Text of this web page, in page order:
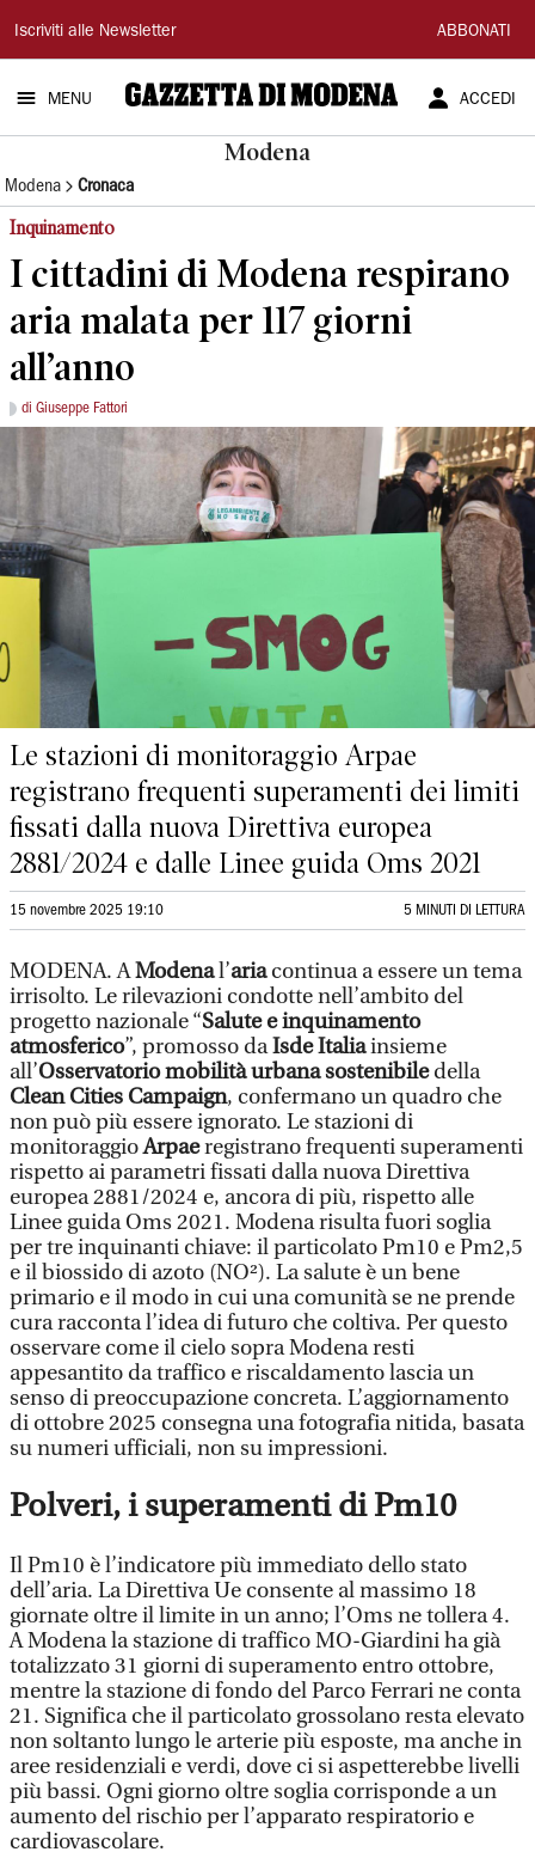
Gazzetta
di
Modena
Iscriviti alle Newsletter ABBONATI
MENU ACCEDI
Modena
Modena Cronaca
Inquinamento
I cittadini di Modena respirano
aria malata per 117 giorni
all’anno
di Giuseppe Fattori
Le stazioni di monitoraggio Arpae
registrano frequenti superamenti dei limiti
fissati dalla nuova Direttiva europea
2881/2024 e dalle Linee guida Oms 2021
15 novembre 2025 19:10 5 MINUTI DI LETTURA
MODENA. AModenal’ariacontinua a essere un tema
irrisolto. Le rilevazioni condotte nell’ambito del
progetto nazionale “Salute e inquinamento
atmosferico”, promosso daIsde Italiainsieme
all’Osservatorio mobilità urbana sostenibiledella
Clean Cities Campaign, confermano un quadro che
non può più essere ignorato. Le stazioni di
monitoraggioArpaeregistrano frequenti superamenti
rispetto ai parametri fissati dalla nuova Direttiva
europea 2881/2024 e, ancora di più, rispetto alle
Linee guida Oms 2021. Modena risulta fuori soglia
per tre inquinanti chiave: il particolato Pm10 e Pm2,5
e il biossido di azoto (NO²). La salute è un bene
primario e il modo in cui una comunità se ne prende
cura racconta l’idea di futuro che coltiva. Per questo
osservare come il cielo sopra Modena resti
appesantito da traffico e riscaldamento lascia un
senso di preoccupazione concreta. L’aggiornamento
di ottobre 2025 consegna una fotografia nitida, basata
su numeri ufficiali, non su impressioni.
Polveri, i superamenti di Pm10
Il Pm10 è l’indicatore più immediato dello stato
dell’aria. La Direttiva Ue consente al massimo 18
giornate oltre il limite in un anno; l’Oms ne tollera 4.
A Modena la stazione di traffico MO-Giardini ha già
totalizzato 31 giorni di superamento entro ottobre,
mentre la stazione di fondo del Parco Ferrari ne conta
21. Significa che il particolato grossolano resta elevato
non soltanto lungo le arterie più esposte, ma anche in
aree residenziali e verdi, dove ci si aspetterebbe livelli
più bassi. Ogni giorno oltre soglia corrisponde a un
aumento del rischio per l’apparato respiratorio e
cardiovascolare.